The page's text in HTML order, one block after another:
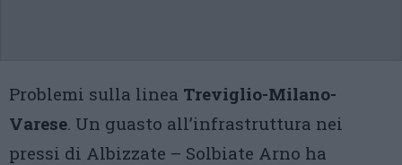
Problemi sulla linea Treviglio-Milano-
Varese. Un guasto all’infrastruttura nei
pressi di Albizzate – Solbiate Arno ha